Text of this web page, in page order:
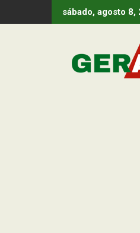
to
sábado, agosto 8,